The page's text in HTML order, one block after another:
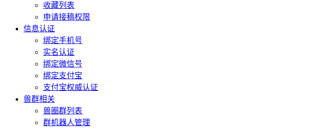
收藏列表
申请接稿权限
信息认证
绑定手机号
实名认证
绑定微信号
绑定支付宝
支付宝权威认证
兽群相关
兽圈群列表
群机器人管理